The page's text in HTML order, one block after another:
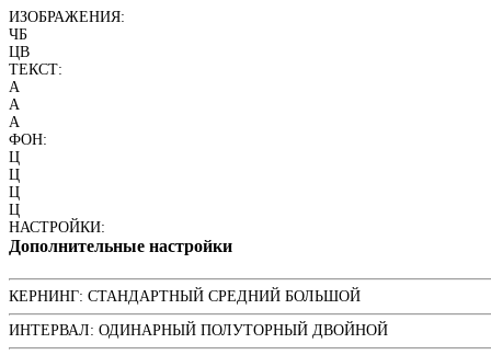
ИЗОБРАЖЕНИЯ:
ЧБ
ЦВ
ТЕКСТ:
A
A
A
ФОН:
Ц
Ц
Ц
Ц
НАСТРОЙКИ:
Дополнительные настройки
КЕРНИНГ: СТАНДАРТНЫЙ СРЕДНИЙ БОЛЬШОЙ
ИНТЕРВАЛ: ОДИНАРНЫЙ ПОЛУТОРНЫЙ ДВОЙНОЙ